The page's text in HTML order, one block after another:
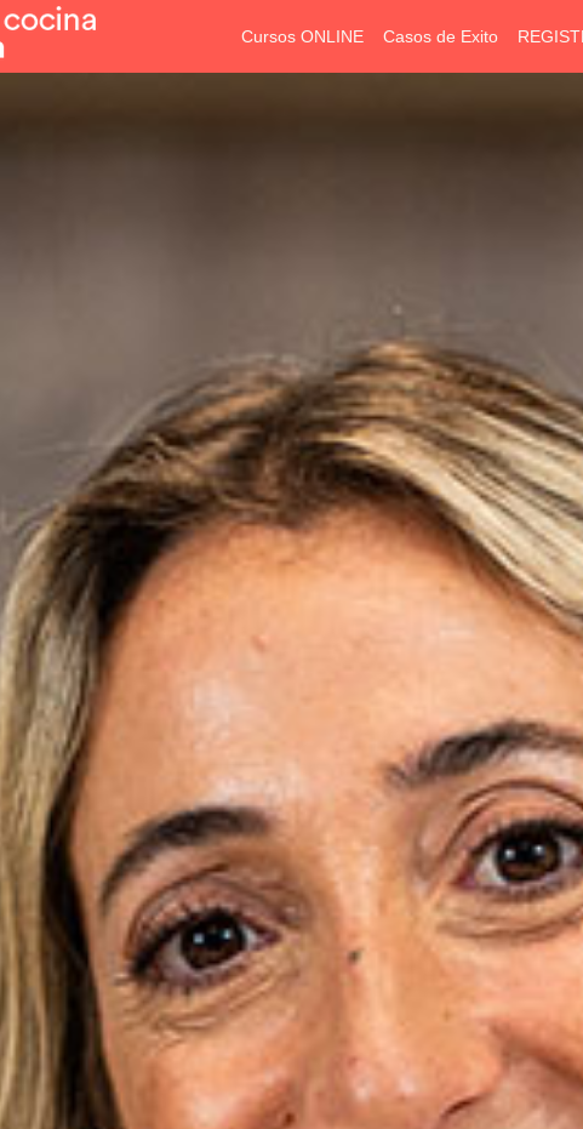
Cursos ONLINE Casos de Exito